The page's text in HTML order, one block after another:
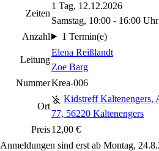
Zeiten
1 Tag, 12.12.2026
Samstag, 10:00 - 16:00 Uhr
Anzahl
1 Termin(e)
Leitung
Elena Reißlandt
Zoe Barg
NummerKrea-006
Ort
Kidstreff Kaltenengers,
77, 56220 Kaltenengers
Preis12,00 €
Anmeldungen sind erst ab Montag,